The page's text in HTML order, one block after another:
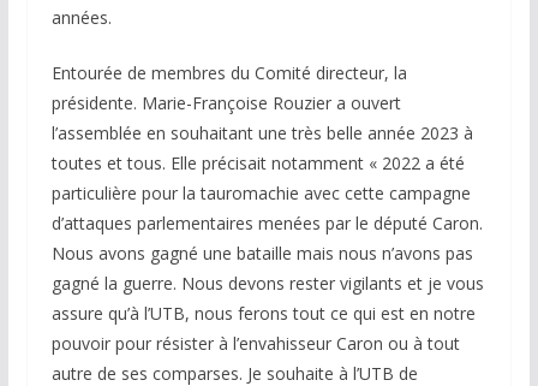
années.
Entourée de membres du Comité directeur, la
présidente. Marie-Françoise Rouzier a ouvert
l’assemblée en souhaitant une très belle année 2023 à
toutes et tous. Elle précisait notamment « 2022 a été
particulière pour la tauromachie avec cette campagne
d’attaques parlementaires menées par le député Caron.
Nous avons gagné une bataille mais nous n’avons pas
gagné la guerre. Nous devons rester vigilants et je vous
assure qu’à l’UTB, nous ferons tout ce qui est en notre
pouvoir pour résister à l’envahisseur Caron ou à tout
autre de ses comparses. Je souhaite à l’UTB de